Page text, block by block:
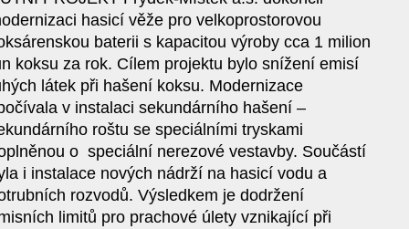
hasicí věže pro velkoprostorovou
baterii s kapacitou výroby cca 1 milion
koksu za rok. Cílem projektu bylo snížení emisí
látek při hašení koksu. Modernizace
v instalaci sekundárního hašení –
roštu se speciálními tryskami
o speciální nerezové vestavby. Součástí
i instalace nových nádrží na hasicí vodu a
rozvodů. Výsledkem je dodržení
limitů pro prachové úlety vznikající při